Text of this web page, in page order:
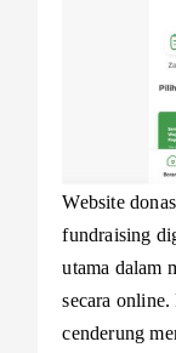
Website
fundraising
utama dalam
secara
cenderung